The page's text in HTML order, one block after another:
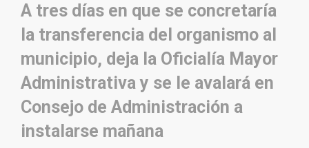
A tres días en que se concretaría
la transferencia del organismo al
municipio, deja la Oficialía Mayor
Administrativa y se le avalará en
Consejo de Administración a
instalarse mañana